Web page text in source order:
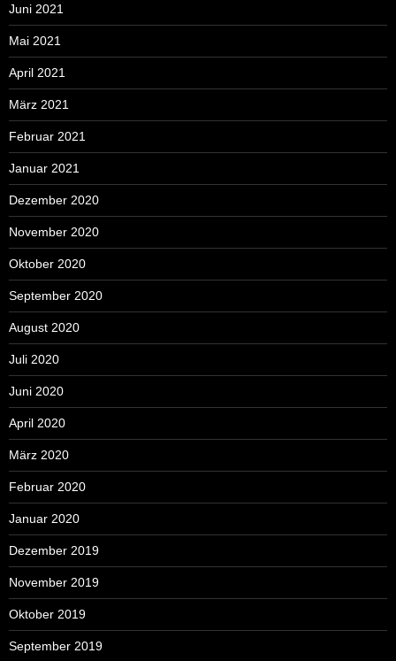
Juni 2021
Mai 2021
April 2021
März 2021
Februar 2021
Januar 2021
Dezember 2020
November 2020
Oktober 2020
September 2020
August 2020
Juli 2020
Juni 2020
April 2020
März 2020
Februar 2020
Januar 2020
Dezember 2019
November 2019
Oktober 2019
September 2019